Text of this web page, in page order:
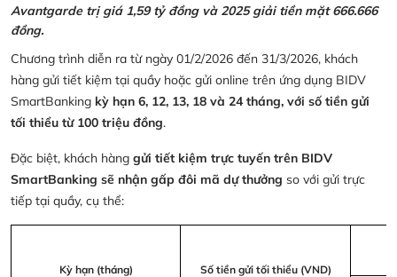
Avantgarde trị giá 1,59 tỷ đồng và 2025 giải tiền mặt 666.666
đồng.
Chương trình diễn ra từ ngày 01/2/2026 đến 31/3/2026, khách
hàng gửi tiết kiệm tại quầy hoặc gửi online trên ứng dụng BIDV
SmartBanking kỳ hạn 6, 12, 13, 18 và 24 tháng, với số tiền gửi
tối thiểu từ 100 triệu đồng.
Đặc biệt, khách hàng gửi tiết kiệm trực tuyến trên BIDV
SmartBanking sẽ nhận gấp đôi mã dự thưởng so với gửi trực
tiếp tại quầy, cụ thể:
Kỳ hạn (tháng) Số tiền gửi tối thiểu (VND)